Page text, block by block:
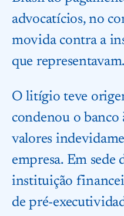
advocatícios, no
movida contra a
que representavam.
O litígio teve
condenou o banco
valores
empresa. Em sede
instituição
de pré-